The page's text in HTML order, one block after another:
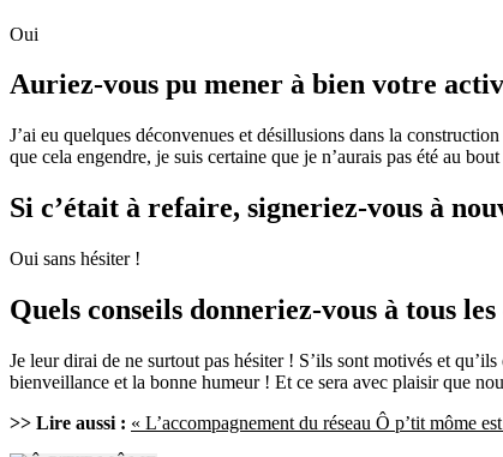
Oui
Auriez-vous pu mener à bien votre
J’ai eu quelques déconvenues et désillusions dans la
que cela engendre, je suis certaine que je n’aurais pas été au
Si c’était à refaire, signeriez-vous à
Oui sans hésiter !
Quels conseils donneriez-vous à tous
Je leur dirai de ne surtout pas hésiter ! S’ils sont motivés et
bienveillance et la bonne humeur ! Et ce sera avec plaisir que
>> Lire aussi : « L’accompagnement du réseau Ô p’tit môme